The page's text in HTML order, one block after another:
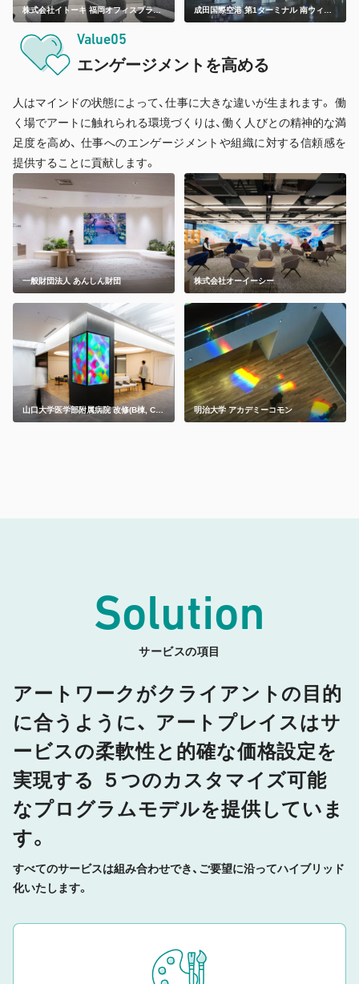
株式会社イトーキ 福岡オフィスプラザ
| Light Brain展 Vol.1 in 福岡
成田国際空港 第1ターミナル 南ウィン
グ
Value05
エンゲージメント を高める
人はマインドの状態によって、仕事に大きな違いが生まれます。 働
く場でアートに触れられる環境づくりは、働く人びとの精神的な満
足度を高め、 仕事へのエンゲージメントや組織に対する信頼感を
提供することに貢献します。
一般財団法人 あんしん財団 株式会社オーイーシー
山口大学医学部附属病院 改修(B棟, C
棟)
明治大学 アカデミーコモン
Solution
サービスの項目
アートワークがクライアントの目的
に合うように、 アートプレイスはサ
ービスの柔軟性と的確な価格設定を
実現する
５つのカスタマイズ可能
なプログラムモデルを提供していま
す。
すべてのサービスは組み合わせでき、ご要望に沿ってハイブリッド
化いたします。